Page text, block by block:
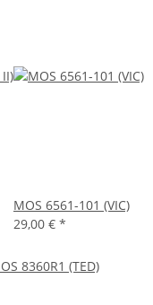
MOS 6561-101 (VIC)
29,00 € *